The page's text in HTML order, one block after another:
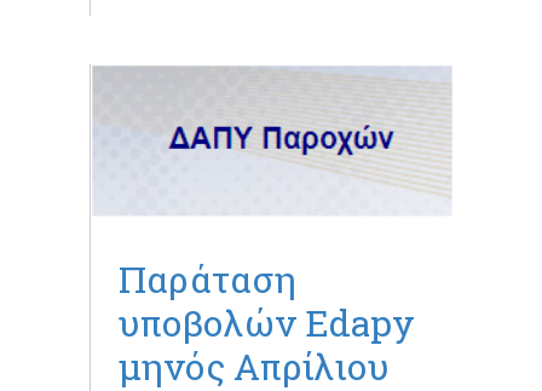
Παράταση
υποβολών Edapy
μηνός Απρίλιου